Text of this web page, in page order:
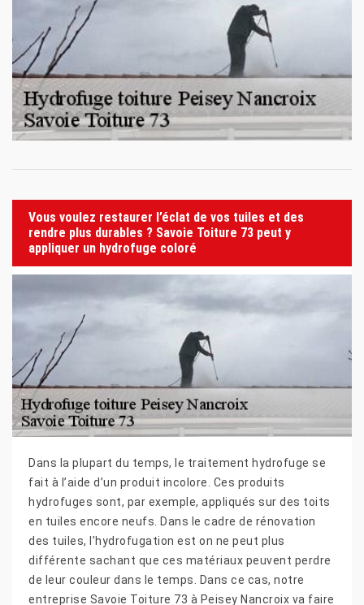
Vous voulez restaurer l’éclat de vos tuiles et des
rendre plus durables ? Savoie Toiture 73 peut y
appliquer un hydrofuge coloré
Dans la plupart du temps, le traitement hydrofuge se
fait à l’aide d’un produit incolore. Ces produits
hydrofuges sont, par exemple, appliqués sur des toits
en tuiles encore neufs. Dans le cadre de rénovation
des tuiles, l’hydrofugation est on ne peut plus
différente sachant que ces matériaux peuvent perdre
de leur couleur dans le temps. Dans ce cas, notre
entreprise Savoie Toiture 73 à Peisey Nancroix va faire